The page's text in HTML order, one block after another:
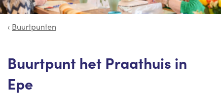
Buurtpunten
Buurtpunt het Praathuis in
Epe